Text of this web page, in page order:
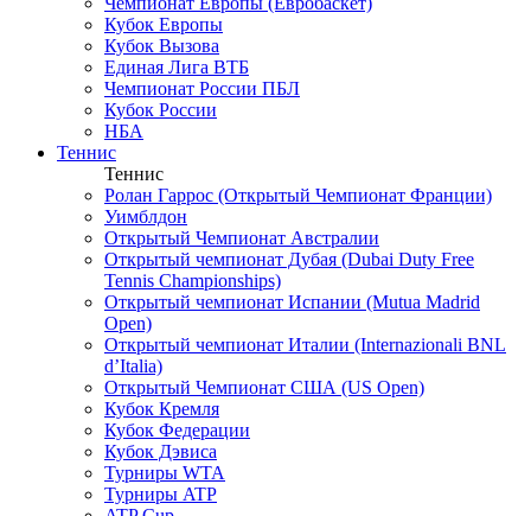
Кубок Европы
Кубок Вызова
Единая Лига ВТБ
Чемпионат России ПБЛ
Кубок России
НБА
Теннис
Теннис
Ролан Гаррос (Открытый Чемпионат Франции)
Уимблдон
Открытый Чемпионат Австралии
Открытый чемпионат Дубая (Dubai Duty Free
Tennis Championships)
Открытый чемпионат Испании (Mutua Madrid
Open)
Открытый чемпионат Италии (Internazionali BNL
d’Italia)
Открытый Чемпионат США (US Open)
Кубок Кремля
Кубок Федерации
Кубок Дэвиса
Турниры WTA
Турниры ATP